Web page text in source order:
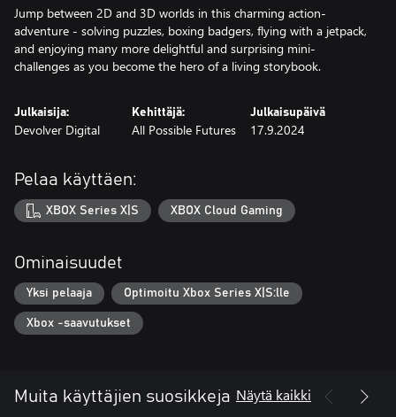
Jump between 2D and 3D worlds in this charming action-
adventure - solving puzzles, boxing badgers, flying with a jetpack,
and enjoying many more delightful and surprising mini-
challenges as you become the hero of a living storybook.
Julkaisija:
Devolver Digital
Kehittäjä:
All Possible Futures
Julkaisupäivä
17.9.2024
Pelaa käyttäen:
XBOX Series X|S XBOX Cloud Gaming
Ominaisuudet
Yksi pelaaja Optimoitu Xbox Series X|S:lle
Xbox -saavutukset
Muita käyttäjien suosikkeja Näytä kaikki